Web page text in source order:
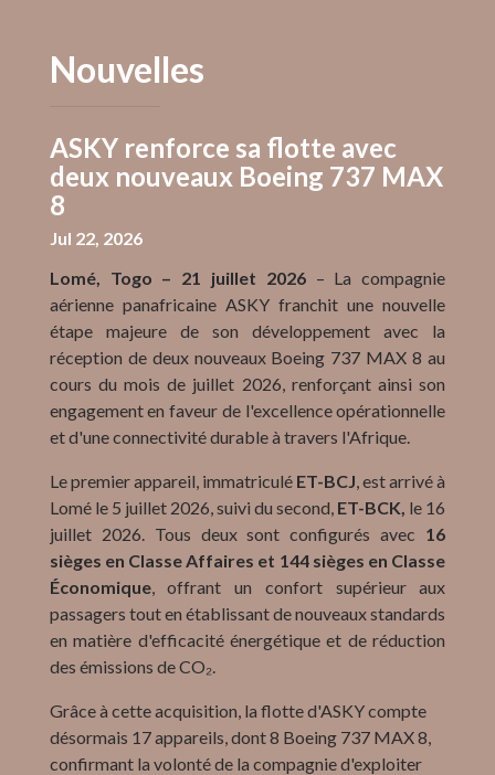
Nouvelles
ASKY renforce sa flotte avec
deux nouveaux Boeing 737 MAX
8
Jul 22, 2026
Lomé, Togo – 21 juillet 2026– La compagnie
aérienne panafricaine ASKY franchit une nouvelle
étape majeure de son développement avec la
réception de deux nouveaux Boeing 737 MAX 8 au
cours du mois de juillet 2026, renforçant ainsi son
engagement en faveur de l'excellence opérationnelle
et d'une connectivité durable à travers l'Afrique.
Le premier appareil, immatriculé ET-BCJ, est arrivé à
Lomé le 5 juillet 2026, suivi du second, ET-BCK, le 16
juillet 2026. Tous deux sont configurés avec 16
sièges en Classe Affaires et 144 sièges en Classe
Économique, offrant un confort supérieur aux
passagers tout en établissant de nouveaux standards
en matière d'efficacité énergétique et de réduction
des émissions de CO₂.
Grâce à cette acquisition, la flotte d'ASKY compte
désormais 17 appareils, dont 8 Boeing 737 MAX 8,
confirmant la volonté de la compagnie d'exploiter